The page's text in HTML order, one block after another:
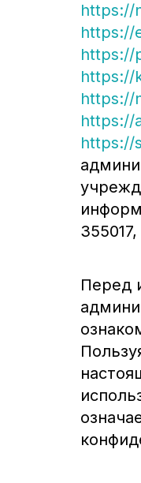
https://
https://
https://
https://
https://
https://
https://
Перед